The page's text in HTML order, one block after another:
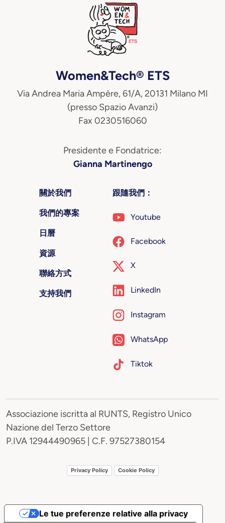
Women&Tech® ETS
Via Andrea Maria Ampère, 61/A, 20131 Milano MI
(presso Spazio Avanzi)
Fax 0230516060
Presidente e Fondatrice:
Gianna Martinengo
關於我們
我們的專案
日曆
資源
聯絡方式
支持我們
跟隨我們：
Youtube
Facebook
X
LinkedIn
Instagram
WhatsApp
Tiktok
Associazione iscritta al RUNTS, Registro Unico
Nazione del Terzo Settore
P.IVA 12944490965 | C.F. 97527380154
Privacy Policy Cookie Policy
Le tue preferenze relative alla privacy